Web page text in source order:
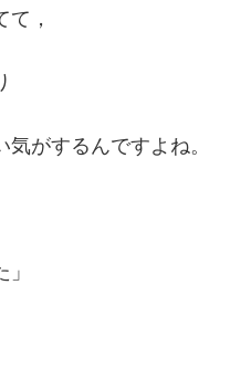
，
気がするんですよね。